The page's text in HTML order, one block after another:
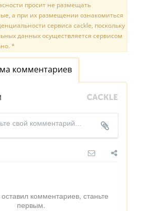
просит не размещать
а при их размещении ознакомиться
сервиса cackle, поскольку
данных осуществляется сервисом
*
комментариев
комментариев, станьте
первым.